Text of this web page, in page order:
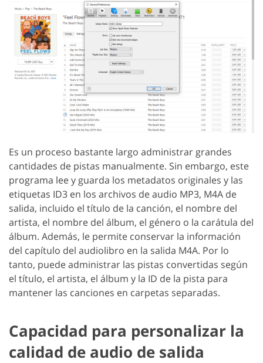
Es un proceso bastante largo administrar grandes
cantidades de pistas manualmente. Sin embargo, este
programa lee y guarda los metadatos originales y las
etiquetas ID3 en los archivos de audio MP3, M4A de
salida, incluido el título de la canción, el nombre del
artista, el nombre del álbum, el género o la carátula del
álbum. Además, le permite conservar la información
del capítulo del audiolibro en la salida M4A. Por lo
tanto, puede administrar las pistas convertidas según
el título, el artista, el álbum y la ID de la pista para
mantener las canciones en carpetas separadas.
Capacidad para personalizar la
calidad de audio de salida